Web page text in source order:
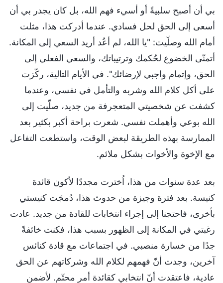
بي أن أصبح سلبيةً أو أسيء فهم الله، بل كان يجدر بي أن
أسعى إلى الحق لحل فسادي. عندما أدركت هذا، مثلت
أمام الله وصلّيت: "يا الله، لم أعُد أريد السعي إلى المكانة.
أتمنّى الخضوع لحُكمك وترتيباتك، والسعي الفعلي إلى
الحق، وإتمام واجبي لإرضائك". في الأيام التالية، ركّزت
على أكل كلام الله وشربه والتأمل في نفسي، وعندما
كشفت عن شخصيتي المتعجرفة من جديد، صلّيت إلى
الله بوعي وأهملت نفسي. شعرت براحة أكبر بكثير بعد
الممارسة بهذه الطريقة لبعض الوقت، واستطعت التفاعل
مع الإخوة والأخوات بشكل ملائم.
بعد عدة سنوات من هذا، اُخترت مجددًا لأكون قائدة
كنيسة. بعد فترة وجيزة من حدوث هذا، دُمجَت كنيستي
بأخرى، فاحتجنا إلى إجراء انتخابات للقادة من جديد. عادت
رغبتي في المكانة إلى الظهور بسبب هذا، فكنت خائفةً
جدًا من خسارة منصبي. في اجتماعات مع قادة كنائس
آخرين، وجدت أنّ فهمهم لكلام الله وشركاتهم عن الحق
عادية، فاعتقدت أنّ انتخابي كقائدة أمر محتّم. لأضمن